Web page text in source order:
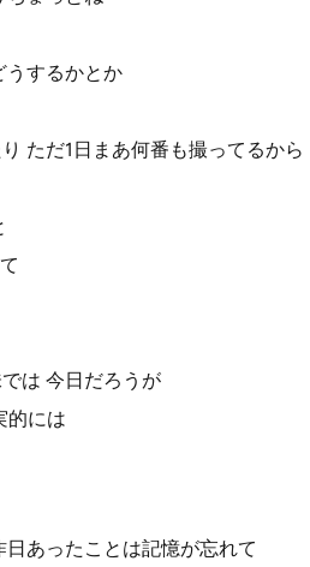
うするかとか
ただ1日まあ何番も撮ってるから
は 今日だろうが
的には
あったことは記憶が忘れて